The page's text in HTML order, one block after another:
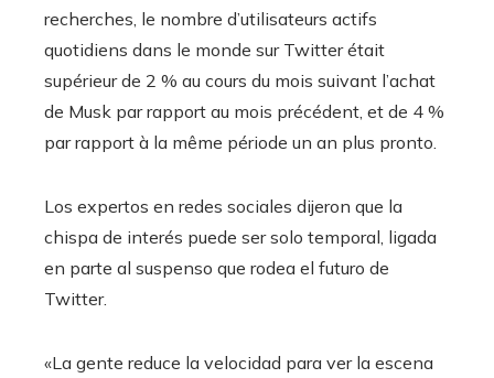
recherches, le nombre d’utilisateurs actifs
quotidiens dans le monde sur Twitter était
supérieur de 2 % au cours du mois suivant l’achat
de Musk par rapport au mois précédent, et de 4 %
par rapport à la même période un an plus pronto.
Los expertos en redes sociales dijeron que la
chispa de interés puede ser solo temporal, ligada
en parte al suspenso que rodea el futuro de
Twitter.
«La gente reduce la velocidad para ver la escena